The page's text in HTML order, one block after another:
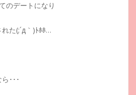
のデートになり
た(;´д｀)ﾄﾎﾎ…
･･･